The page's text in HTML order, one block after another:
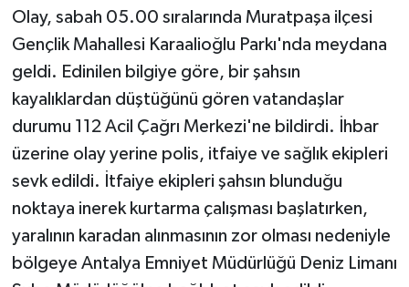
Olay, sabah 05.00 sıralarında Muratpaşa ilçesi
Gençlik Mahallesi Karaalioğlu Parkı'nda meydana
geldi. Edinilen bilgiye göre, bir şahsın
kayalıklardan düştüğünü gören vatandaşlar
durumu 112 Acil Çağrı Merkezi'ne bildirdi. İhbar
üzerine olay yerine polis, itfaiye ve sağlık ekipleri
sevk edildi. İtfaiye ekipleri şahsın blunduğu
noktaya inerek kurtarma çalışması başlatırken,
yaralının karadan alınmasının zor olması nedeniyle
bölgeye Antalya Emniyet Müdürlüğü Deniz Limanı
Spor
Teknoloji
Televizyon
Turizm
Yaşam